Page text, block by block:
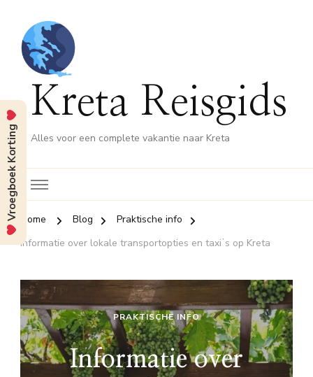
Kreta Reisgids
Alles voor een complete vakantie naar Kreta
Home Blog
Praktische info
Informatie over lokale transportopties en taxiʼs op Kreta
PRAKTISCHE INFO
Informatie over
Vroegboek Korting